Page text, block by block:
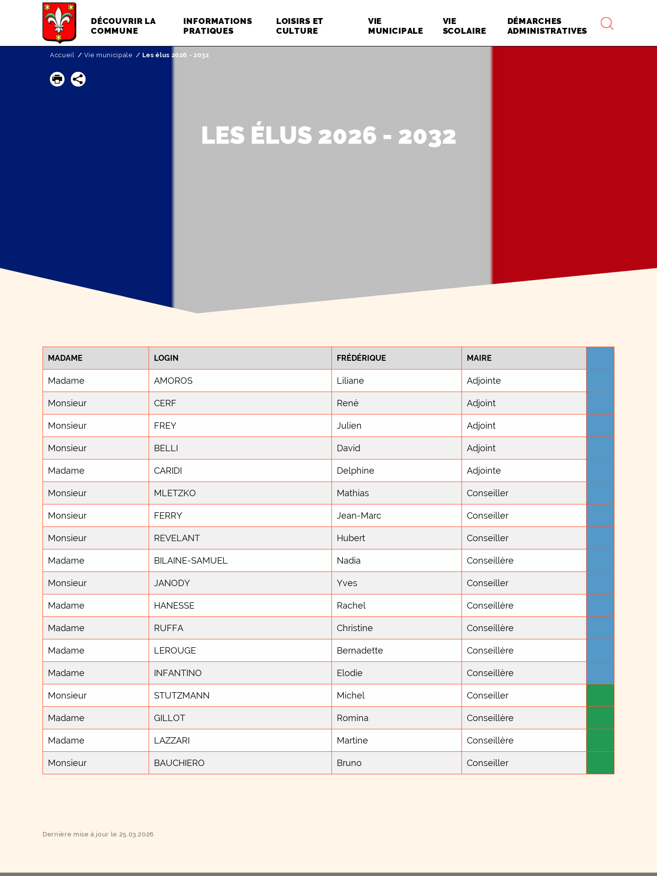
DÉCOUVRIR LA
COMMUNE
INFORMATIONS
PRATIQUES
LOISIRS ET
CULTURE
VIE
MUNICIPALE
VIE
SCOLAIRE
DÉMARCHES
ADMINISTRATIVES
Accueil Vie municipale Page active :
Les élus 2026 - 2032
LES ÉLUS 2026 - 2032
MADAME LOGIN FRÉDÉRIQUE MAIRE
Madame AMOROS Liliane Adjointe
Monsieur CERF René Adjoint
Monsieur FREY Julien Adjoint
Monsieur BELLI David Adjoint
Madame CARIDI Delphine Adjointe
Monsieur MLETZKO Mathias Conseiller
Monsieur FERRY Jean-Marc Conseiller
Monsieur REVELANT Hubert Conseiller
Madame BILAINE-SAMUEL Nadia Conseillère
Monsieur JANODY Yves Conseiller
Madame HANESSE Rachel Conseillère
Madame RUFFA Christine Conseillère
Madame LEROUGE Bernadette Conseillère
Madame INFANTINO Elodie Conseillère
Monsieur STUTZMANN Michel Conseiller
Madame GILLOT Romina Conseillère
Madame LAZZARI Martine Conseillère
Monsieur BAUCHIERO Bruno Conseiller
Dernière mise à jour le 25.03.2026